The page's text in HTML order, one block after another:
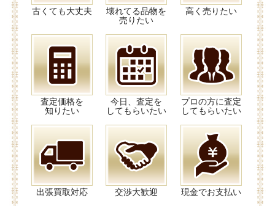
古くても大丈夫
壊れてる品物を
売りたい
高く売りたい
査定価格を
知りたい
今日、査定を
してもらいたい
プロの方に査定
してもらいたい
出張買取対応 交渉大歓迎 現金でお支払い